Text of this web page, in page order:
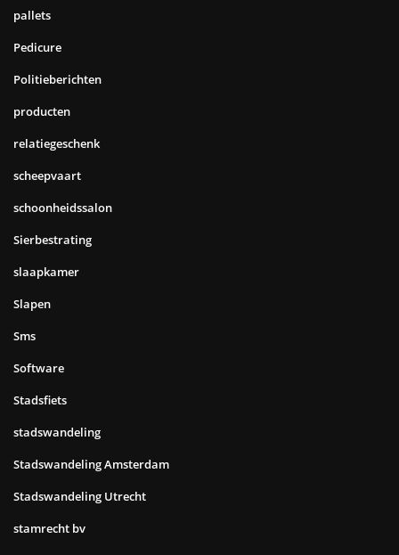
pallets
Pedicure
Politieberichten
producten
relatiegeschenk
scheepvaart
schoonheidssalon
Sierbestrating
slaapkamer
Slapen
Sms
Software
Stadsfiets
stadswandeling
Stadswandeling Amsterdam
Stadswandeling Utrecht
stamrecht bv